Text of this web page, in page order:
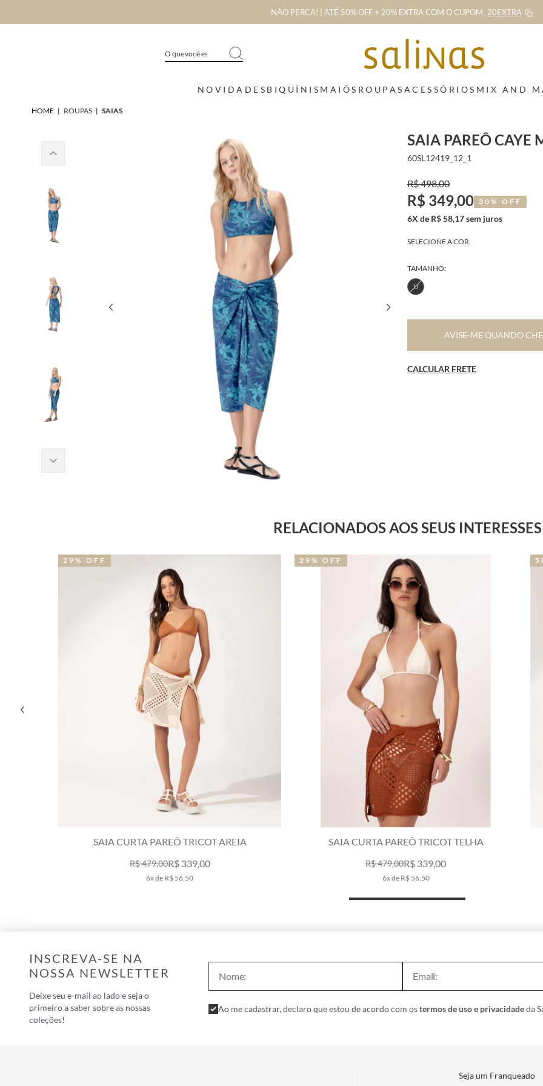
NÃO PERCA! | ATÉ 50% OFF + 20% EXTRA COM O CUPOM 20EXTRA
NOVIDADES BIQUÍNIS MAIÔS ROUPAS ACESSÓRIOS MIX AND
HOME | ROUPAS | SAIAS
SAIA PAREÔ CAYE
60SL12419_12_1
R$ 498,00
R$ 349,00 30% OFF
6X de R$ 58,17 sem juros
SELECIONE A COR:
TAMANHO:
U
AVISE-ME QUANDO
CALCULAR FRETE
RELACIONADOS AOS SEUS INTERESSES
SAIA CURTA PAREÔ TRICOT AREIA
R$ 479,00R$ 339,00
6x de R$ 56,50
29% OFF
SAIA CURTA PAREÔ TRICOT TELHA
R$ 479,00R$ 339,00
6x de R$ 56,50
29% OFF
INSCREVA-SE NA
NOSSA NEWSLETTER
Deixe seu e-mail ao lado e seja o
primeiro a saber sobre as nossas
coleções!
Ao me cadastrar, declaro que estou de acordo com ostermos de uso e privacidadeda
Seja um Franqueado